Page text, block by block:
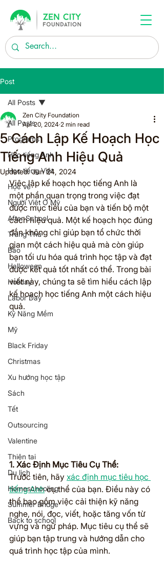
Post
All Posts
Programs
Học tiếng Anh
Học tiếng Việt
Học vẽ
Người Việt Ở Mỹ
After School
Trung Thu
Bão
Halloween
Holiday
Labor Day
Kỹ Năng Mềm
Mỹ
Black Friday
Christmas
Xu hướng học tập
Sách
Tết
Outsourcing
Valentine
Thiên tai
Du lịch
Homeschooling
Summer Bridge
Back to school
All Posts
5 Cách Lập Kế Hoạch Học
Tiếng Anh Hiệu Quả
Zen City Foundation
Apr 20, 2024 2 min read
Updated:Jun 24, 2024
Việc lập kế hoạch học tiếng Anh là
một phần quan trọng trong việc đạt
được mục tiêu của bạn và tiến bộ một
cách hiệu quả. Một kế hoạch học đúng
đắn không chỉ giúp bạn tổ chức thời
gian một cách hiệu quả mà còn giúp
bạn tối ưu hóa quá trình học tập và đạt
được kết quả tốt nhất có thể. Trong bài
viết này, chúng ta sẽ tìm hiểu cách lập
kế hoạch học tiếng Anh một cách hiệu
quả.
1. Xác Định Mục Tiêu Cụ Thể:
Trước tiên, hãy xác định mục tiêu học
tiếng Anh cụ thể của bạn. Điều này có
thể bao gồm việc cải thiện kỹ năng
nghe, nói, đọc, viết, hoặc tăng vốn từ
vựng và ngữ pháp. Mục tiêu cụ thể sẽ
giúp bạn tập trung và hướng dẫn cho
quá trình học tập của mình.